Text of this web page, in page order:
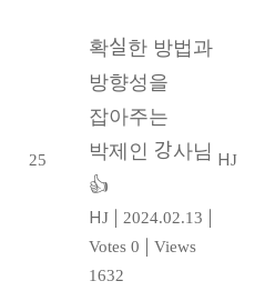
25
확실한 방법과
방향성을
잡아주는
박제인 강사님
👍
HJ 2024.02.13
Votes 0
Views
1632
HJ